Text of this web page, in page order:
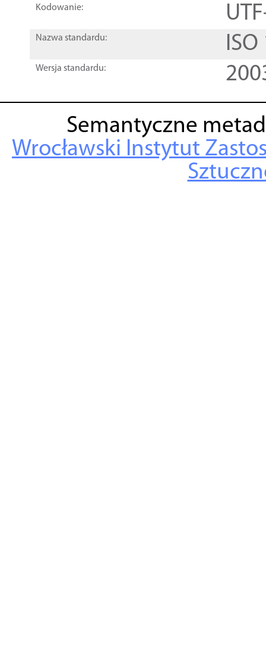
Kodowanie:
Nazwa standardu:
Wersja standardu:
Semantyczne
Wrocławski Instytut